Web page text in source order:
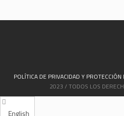
POLÍTICA DE PRIVACIDAD Y PROTECCIÓN
2023 / TODOS LOS
English